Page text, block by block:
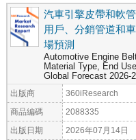
汽車引擎皮帶和軟
用戶、分銷管道和
場預測
Automotive Engine
Material Type, End
Global Forecast 2026-
出版商 360iResearch
商品編碼 2088335
出版日期 2026年07月14日